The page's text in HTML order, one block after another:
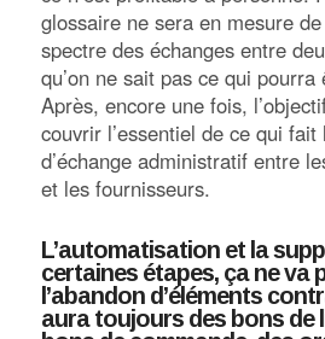
glossaire ne sera en mesure
spectre des échanges entre
qu’on ne sait pas ce qui
Après, encore une fois,
couvrir l’essentiel de ce qui fait
d’échange administratif entre
et les fournisseurs.
L’automatisation et la
certaines étapes, ça ne va
l’abandon d’éléments
aura toujours des bons de